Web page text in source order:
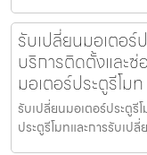
รับเปลี่ยนมอเตอร์
บริการติดตั้งและซ่
มอเตอร์ประตูรีโม
รับเปลี่ยนมอเตอร์ประตูรี
ประตูรีโมทและการรับเป